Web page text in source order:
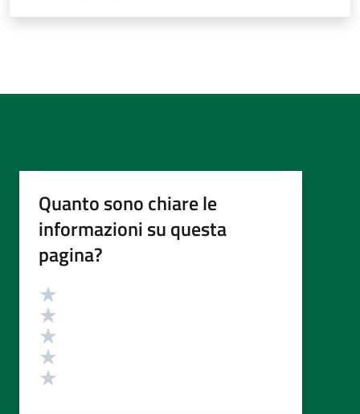
Quanto sono chiare le
informazioni su questa
pagina?
Valutazione